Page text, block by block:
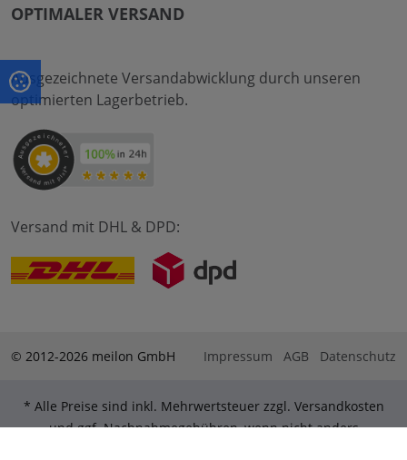
OPTIMALER VERSAND
Ausgezeichnete Versandabwicklung durch unseren
optimierten Lagerbetrieb.
Versand mit DHL & DPD:
© 2012-2026 meilon GmbH Impressum AGB Datenschutz
* Alle Preise sind inkl. Mehrwertsteuer zzgl. Versandkosten
und ggf. Nachnahmegebühren, wenn nicht anders